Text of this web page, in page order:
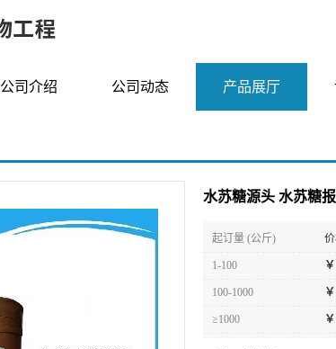
公司介绍 公司动态 产品展厅
水苏糖源头 水苏糖
起订量 (公斤)
1-100 ￥
100-1000 ￥
≥1000 ￥